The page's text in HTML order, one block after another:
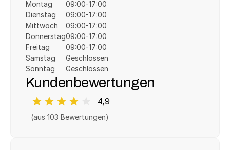
Montag
Dienstag
Mittwoch
Donnerstag
Freitag
Samstag
Sonntag
09:00-17:00
09:00-17:00
09:00-17:00
09:00-17:00
09:00-17:00
Geschlossen
Geschlossen
Kundenbewertungen
4,9
(aus 103 Bewertungen)